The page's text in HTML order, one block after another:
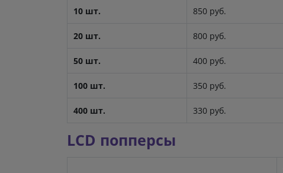
10 шт. 850 руб.
20 шт. 800 руб.
50 шт. 400 руб.
100 шт. 350 руб.
400 шт. 330 руб.
LCD попперсы